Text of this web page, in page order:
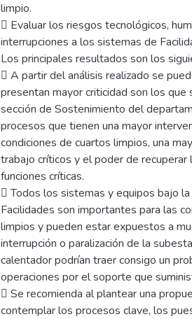
limpio.
 Evaluar los riesgos tecnológicos,
interrupciones a los sistemas de
Los principales resultados son los
 A partir del análisis realizado se
presentan mayor criticidad son los
sección de Sostenimiento del
procesos que tienen una mayor
condiciones de cuartos limpios, una
trabajo críticos y el poder de
funciones críticas.
 Todos los sistemas y equipos bajo
Facilidades son importantes para las
limpios y pueden estar expuestos a
interrupción o paralización de la
calentador podrían traer consigo un
operaciones por el soporte que
 Se recomienda al plantear una
contemplar los procesos clave, los